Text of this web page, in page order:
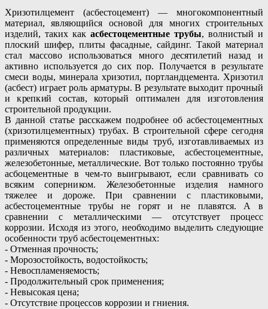
Хризотилцемент (асбестоцемент) — многокомпонентный
материал, являющийся основой для многих строительных
изделий, таких как асбестоцементные трубы, волнистый и
плоский шифер, плиты фасадные, сайдинг. Такой материал
стал массово использоваться много десятилетий назад и
активно используется до сих пор. Получается в результате
смеси воды, минерала хризотил, портландцемента. Хризотил
(асбест) играет роль арматуры. В результате выходит прочный
и крепкий состав, который оптимален для изготовления
строительной продукции.
В данной статье расскажем подробнее об асбестоцементных
(хризотилцементных) трубах. В строительной сфере сегодня
применяются определенные виды труб, изготавливаемых из
различных материалов: пластиковые, асбестоцементные,
железобетонные, металлические. Вот только постоянно трубы
асбоцементные в чем-то выигрывают, если сравнивать со
всяким соперником. Железобетонные изделия намного
тяжелее и дороже. При сравнении с пластиковыми,
асбестоцементные трубы не горят и не плавятся. А в
сравнении с металлическими — отсутствует процесс
коррозии. Исходя из этого, необходимо выделить следующие
особенности труб асбестоцементных:
- Отменная прочность;
- Морозостойкость, водостойкость;
- Невоспламеняемость;
- Продолжительный срок применения;
- Невысокая цена;
- Отсутствие процессов коррозии и гниения.